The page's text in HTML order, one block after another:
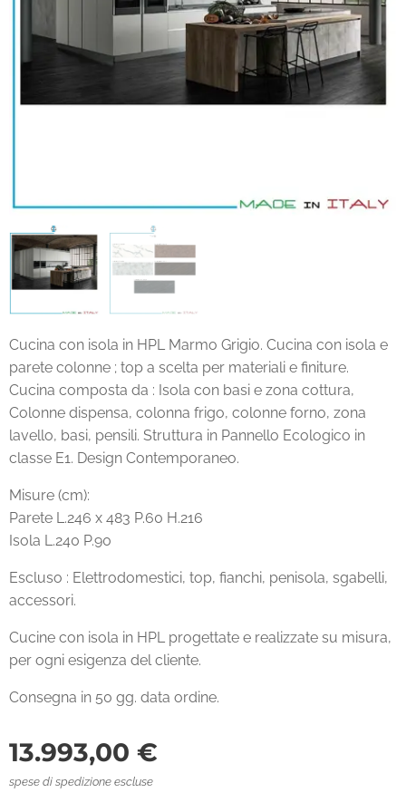
Cucina con isola in HPL Marmo Grigio. Cucina con isola e
parete colonne ; top a scelta per materiali e finiture.
Cucina composta da : Isola con basi e zona cottura,
Colonne dispensa, colonna frigo, colonne forno, zona
lavello, basi, pensili. Struttura in Pannello Ecologico in
classe E1. Design Contemporaneo.
Misure (cm):
Parete L.246 x 483 P.60 H.216
Isola L.240 P.90
Escluso : Elettrodomestici, top, fianchi, penisola, sgabelli,
accessori.
Cucine con isola in HPL progettate e realizzate su misura,
per ogni esigenza del cliente.
Consegna in 50 gg. data ordine.
13.993,00 €
spese di spedizione escluse